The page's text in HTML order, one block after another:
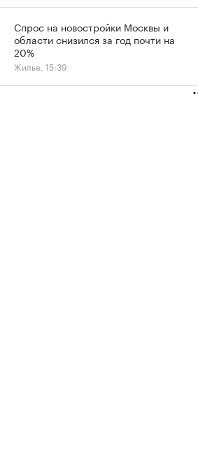
Спрос на новостройки Москвы и
области снизился за год почти на
20%
Жилье, 15:39